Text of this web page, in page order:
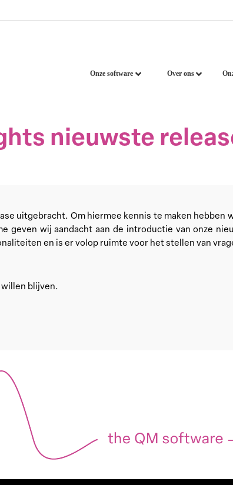
Onze software Over ons
nieuwste
uitgebracht. Om hiermee kennis te maken hebben
geven wij aandacht aan de introductie van onze
en is er volop ruimte voor het stellen van
blijven.